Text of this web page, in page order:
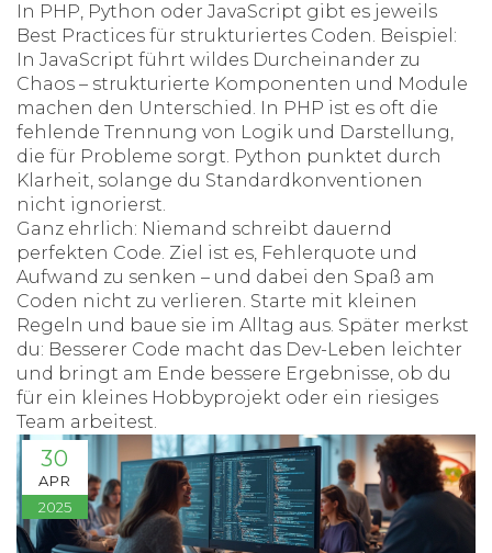
In PHP, Python oder JavaScript gibt es jeweils
Best Practices für strukturiertes Coden. Beispiel:
In JavaScript führt wildes Durcheinander zu
Chaos – strukturierte Komponenten und Module
machen den Unterschied. In PHP ist es oft die
fehlende Trennung von Logik und Darstellung,
die für Probleme sorgt. Python punktet durch
Klarheit, solange du Standardkonventionen
nicht ignorierst.
Ganz ehrlich: Niemand schreibt dauernd
perfekten Code. Ziel ist es, Fehlerquote und
Aufwand zu senken – und dabei den Spaß am
Coden nicht zu verlieren. Starte mit kleinen
Regeln und baue sie im Alltag aus. Später merkst
du: Besserer Code macht das Dev-Leben leichter
und bringt am Ende bessere Ergebnisse, ob du
für ein kleines Hobbyprojekt oder ein riesiges
Team arbeitest.
30
APR
2025